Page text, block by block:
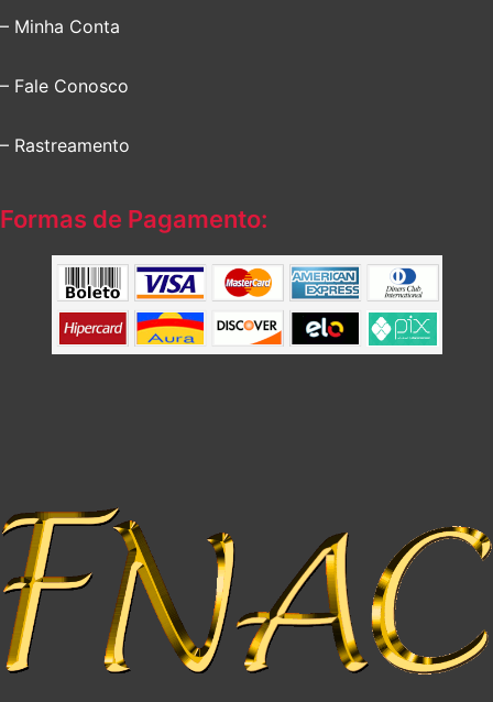
– Minha Conta
– Fale Conosco
– Rastreamento
Formas de Pagamento: